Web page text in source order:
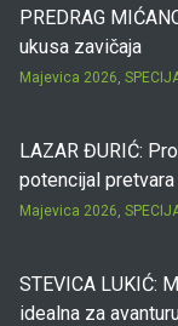
PREDRAG
ukusa zavičaja
Majevica 2026,
LAZAR ĐURIĆ:
potencijal
Majevica 2026,
STEVICA LUKIĆ:
idealna za